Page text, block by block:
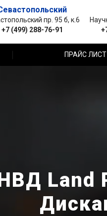
пр. 95 б, к.6
+7 (499) 288-76-91
ПРАЙС ЛИСТ
Land